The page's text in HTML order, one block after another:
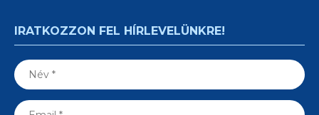
IRATKOZZON FEL HÍRLEVELÜNKRE!